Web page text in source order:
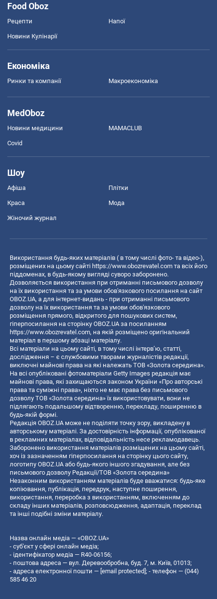
Food Oboz
Рецепти Напої
Новини Кулінарії
Економіка
Ринки та компанії Макроекономіка
MedOboz
Новини медицини MAMACLUB
Covid
Шоу
Афіша Плітки
Краса Мода
Жіночий журнал
Використання будь-яких матеріалів ( в тому числі фото- та відео-),
розміщених на цьому сайті https://www.obozrevatel.com та всіх його
піддоменах, в будь-якому вигляді суворо заборонено.
Дозволяється використання при отриманні письмового дозволу
на їх використання та за умови обов'язкового посилання на сайт
OBOZ.UA, а для інтернет-видань - при отриманні письмового
дозволу на їх використання та за умови обов'язкового
розміщення прямого, відкритого для пошукових систем,
гіперпосилання на сторінку OBOZ.UA за посиланням
https://www.obozrevatel.com, на якій розміщено оригінальний
матеріал в першому абзаці матеріалу.
Всі матеріали на цьому сайті, в тому числі інтерв’ю, статті,
дослідження – є службовими творами журналістів редакції,
виключні майнові права на які належать ТОВ «Золота середина».
На всі опубліковані фотоматеріали Getty Images редакція має
майнові права, які захищаються законом України «Про авторські
права та суміжні права», ніхто не має права без письмового
дозволу ТОВ «Золота середина» їх використовувати, вони не
підлягають подальшому відтворенню, перекладу, поширенню в
будь-якій формі.
Редакція OBOZ.UA може не поділяти точку зору, викладену в
авторському матеріалі. За достовірність інформації, опублікованої
в рекламних матеріалах, відповідальність несе рекламодавець.
Заборонено використання матеріалів розміщених на цьому сайті,
хоч із зазначенням гіперпосилання на сторінку цього сайту,
логотипу OBOZ.UA або будь-якого іншого згадування, але без
письмового дозволу Редакції/ТОВ «Золота середина»
Незаконним використанням матеріалів буде вважатися: будь-яке
копiювання, публiкацiя, передрук, наступне поширення,
використання, переробка з використанням, включенням до
складу інших матеріалів, розповсюдження, адаптація, переклад
та інші подібні зміни матеріалу.
Назва онлайн медіа — «OBOZ.UA»
- суб'єкт у сфері онлайн медіа;
- ідентифікатор медіа — R40-06156;
- поштова адреса — вул. Деревообробна, буд. 7, м. Київ, 01013;
- адреса електронної пошти — [email protected]; - телефон — (044)
585 46 20